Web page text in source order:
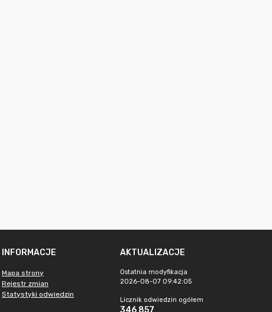
INFORMACJE
Mapa strony
Rejestr zmian
Statystyki odwiedzin
AKTUALIZACJE
Ostatnia modyfikacja
2026-08-07 09:42:05
Licznik odwiedzin ogółem
346 857